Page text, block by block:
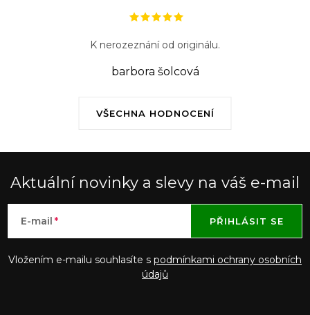
VŠECHNA HODNOCENÍ
K nerozeznání od originálu.
barbora šolcová
Aktuální novinky a slevy na váš e-mail
E-mail
Vložením e-mailu souhlasíte s podmínkami ochrany osobních
údajů
PŘIHLÁSIT SE